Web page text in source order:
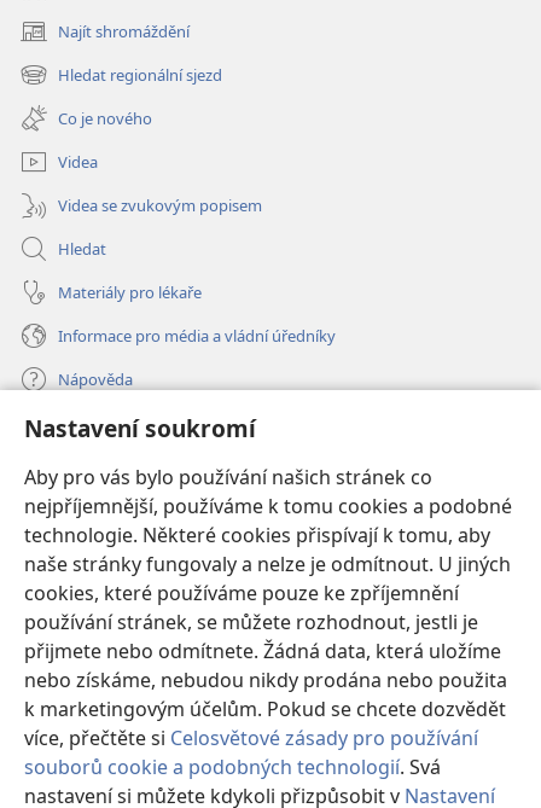
Nastavení soukromí
Aby pro vás bylo používání našich stránek co
nejpříjemnější, používáme k tomu cookies a podobné
technologie. Některé cookies přispívají k tomu, aby
naše stránky fungovaly a nelze je odmítnout. U jiných
cookies, které používáme pouze ke zpříjemnění
používání stránek, se můžete rozhodnout, jestli je
přijmete nebo odmítnete. Žádná data, která uložíme
nebo získáme, nebudou nikdy prodána nebo použita
k marketingovým účelům. Pokud se chcete dozvědět
více, přečtěte si Celosvětové zásady pro používání
souborů cookie a podobných technologií. Svá
nastavení si můžete kdykoli přizpůsobit v Nastavení
Najít shromáždění
(otevřeno
nové
okno)
Hledat regionální sjezd
(otevřeno
nové
okno)
Co je nového
Videa
Videa se zvukovým popisem
Hledat
Materiály pro lékaře
Informace pro média a vládní úředníky
Nápověda
Dary
nové
okno) ONLINE KNIHOVNA Strážné věže
(otevřeno
nové
okno)JW Hub®
(otevřeno
nové
okno)JW Library ®
Watchtower Library
Copyright© 2026 Watch Tower Bible and Tract Society of Pennsylvania.